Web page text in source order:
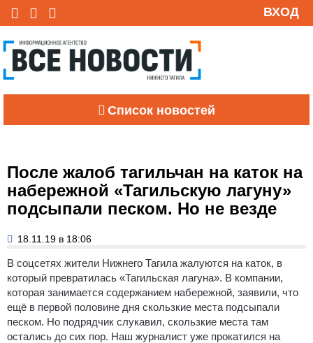
ВХОД
Список новостей
После жалоб тагильчан на каток на
набережной «Тагильскую лагуну»
подсыпали песком. Но не везде
18.11.19 в 18:06
В соцсетях жители Нижнего Тагила жалуются на каток, в
который превратилась «Тагильская лагуна». В компании,
которая занимается содержанием набережной, заявили, что
ещё в первой половине дня скользкие места подсыпали
песком. Но подрядчик слукавил, скользкие места там
остались до сих пор. Наш журналист уже прокатился на